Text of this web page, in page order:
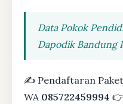
Data Pokok
Dapodik Bandung
✍ Pendaftaran Paket
WA 085722459994